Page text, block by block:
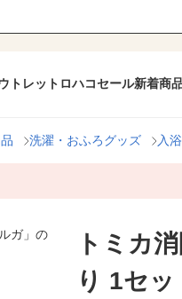
トレット ロハコセール新着商
洗濯・おふろグッズ 入
トミカ
り 1セ